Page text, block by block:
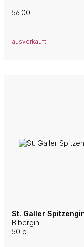
56.00
ausverkauft
St. Galler
Bibergin
50 cl